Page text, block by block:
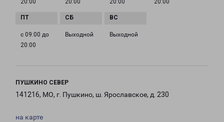
20:00 20:00 20:00 20:00
с 09:00 до
20:00
Выходной Выходной
ПУШКИНО СЕВЕР
141216, МО, г. Пушкино, ш. Ярославское, д. 230
на карте